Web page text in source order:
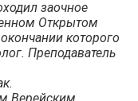
заочное
Открытом
которого
Преподаватель